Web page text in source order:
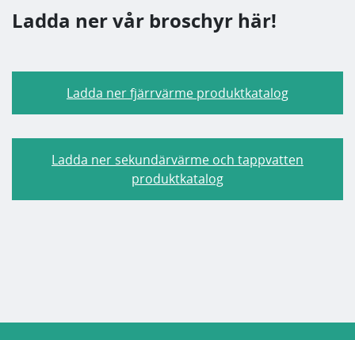
Ladda ner vår broschyr här!
Ladda ner fjärrvärme produktkatalog
Ladda ner sekundärvärme och tappvatten
produktkatalog